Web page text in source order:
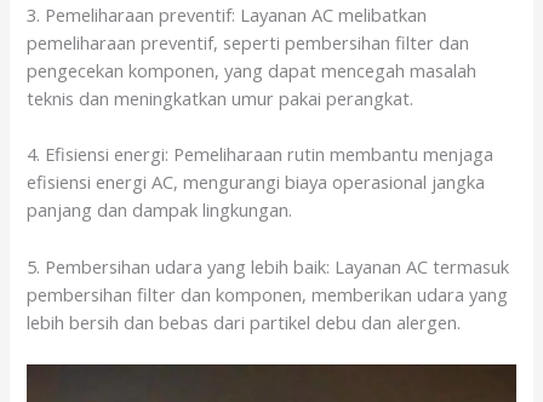
3. Pemeliharaan preventif: Layanan AC melibatkan
pemeliharaan preventif, seperti pembersihan filter dan
pengecekan komponen, yang dapat mencegah masalah
teknis dan meningkatkan umur pakai perangkat.
4. Efisiensi energi: Pemeliharaan rutin membantu menjaga
efisiensi energi AC, mengurangi biaya operasional jangka
panjang dan dampak lingkungan.
5. Pembersihan udara yang lebih baik: Layanan AC termasuk
pembersihan filter dan komponen, memberikan udara yang
lebih bersih dan bebas dari partikel debu dan alergen.